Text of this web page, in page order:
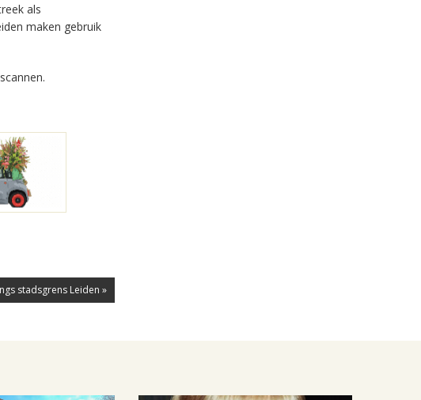
als
maken gebruik
stadsgrens Leiden »